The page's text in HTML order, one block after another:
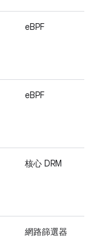
eBPF
eBPF
核心 DRM
網路篩選器